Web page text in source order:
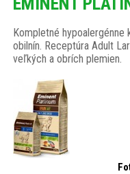
Kompletné hypoalergénne
obilnín. Receptúra Adult
veľkých a obrích plemien.